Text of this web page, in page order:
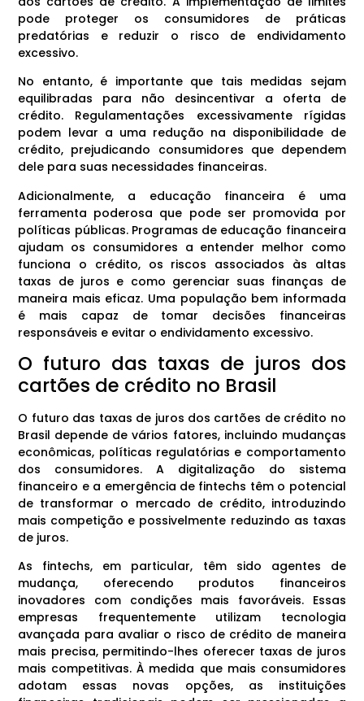
pode proteger os consumidores de práticas
predatórias e reduzir o risco de endividamento
excessivo.
No entanto, é importante que tais medidas sejam
equilibradas para não desincentivar a oferta de
crédito. Regulamentações excessivamente rígidas
podem levar a uma redução na disponibilidade de
crédito, prejudicando consumidores que dependem
dele para suas necessidades financeiras.
Adicionalmente, a educação financeira é uma
ferramenta poderosa que pode ser promovida por
políticas públicas. Programas de educação financeira
ajudam os consumidores a entender melhor como
funciona o crédito, os riscos associados às altas
taxas de juros e como gerenciar suas finanças de
maneira mais eficaz. Uma população bem informada
é mais capaz de tomar decisões financeiras
responsáveis e evitar o endividamento excessivo.
O futuro das taxas de juros dos
cartões de crédito no Brasil
O futuro das taxas de juros dos cartões de crédito no
Brasil depende de vários fatores, incluindo mudanças
econômicas, políticas regulatórias e comportamento
dos consumidores. A digitalização do sistema
financeiro e a emergência de fintechs têm o potencial
de transformar o mercado de crédito, introduzindo
mais competição e possivelmente reduzindo as taxas
de juros.
As fintechs, em particular, têm sido agentes de
mudança, oferecendo produtos financeiros
inovadores com condições mais favoráveis. Essas
empresas frequentemente utilizam tecnologia
avançada para avaliar o risco de crédito de maneira
mais precisa, permitindo-lhes oferecer taxas de juros
mais competitivas. À medida que mais consumidores
adotam essas novas opções, as instituições